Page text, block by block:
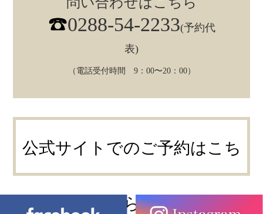
0288-54-2233(予約代
表)
（電話受付時間 9：00〜20：00）
公式サイトでのご予約はこち
ら